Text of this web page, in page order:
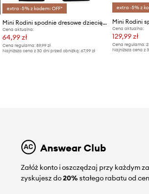
extra -5% z kodem: OFF*
Mini Rodini spodnie dresowe dziecięce
Cena aktualna:
64,99 zł
Cena regularna: 89,99 zł
Najniższa cena z 30 dni przed obniżką: 67,99 zł
extra -5% z
Cena aktualna:
129,99 zł
Cena regularna:
Najniższa cena z
Answear Club
Załóż konto i oszczędzaj przy każdym
zyskujesz do20%stałego rabatu od